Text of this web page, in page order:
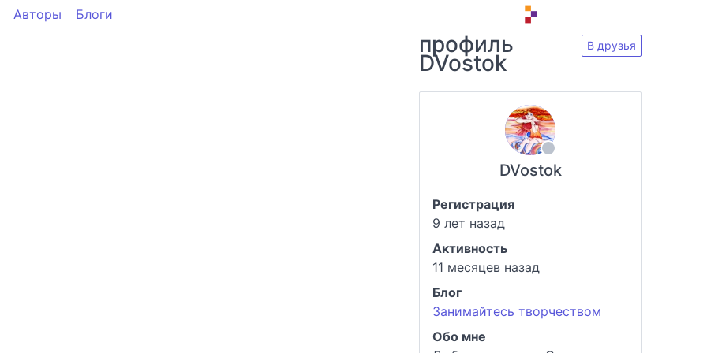
Авторы Блоги
профиль
DVostok
В друзья
DVostok
Регистрация
9 лет назад
Активность
11 месяцев назад
Блог
Занимайтесь творчеством
Обо мне